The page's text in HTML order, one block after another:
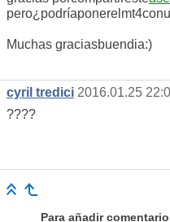
pero¿podríaponerel mt4con
Muchas graciasbuendia:)
cyril tredici 2016.01.25
????
Para añadir